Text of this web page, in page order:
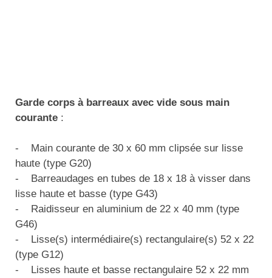
Garde corps à barreaux avec vide sous main
courante :
- Main courante de 30 x 60 mm clipsée sur lisse
haute (type G20)
- Barreaudages en tubes de 18 x 18 à visser dans
lisse haute et basse (type G43)
- Raidisseur en aluminium de 22 x 40 mm (type
G46)
- Lisse(s) intermédiaire(s) rectangulaire(s) 52 x 22
(type G12)
- Lisses haute et basse rectangulaire 52 x 22 mm